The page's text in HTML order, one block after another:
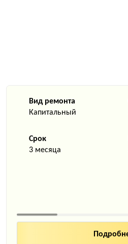
Вид ремонта
Капитальный
Срок
3 месяца